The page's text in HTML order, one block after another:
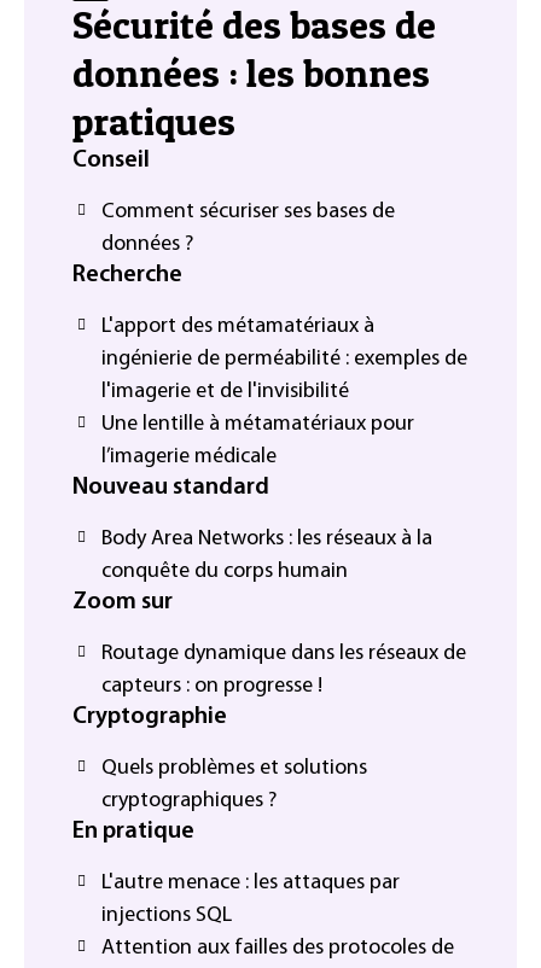
Sécurité des bases de
données : les bonnes
pratiques
Conseil
Comment sécuriser ses bases de
données ?
Recherche
L'apport des métamatériaux à
ingénierie de perméabilité : exemples de
l'imagerie et de l'invisibilité
Une lentille à métamatériaux pour
l’imagerie médicale
Nouveau standard
Body Area Networks : les réseaux à la
conquête du corps humain
Zoom sur
Routage dynamique dans les réseaux de
capteurs : on progresse !
Cryptographie
Quels problèmes et solutions
cryptographiques ?
En pratique
L'autre menace : les attaques par
injections SQL
Attention aux failles des protocoles de